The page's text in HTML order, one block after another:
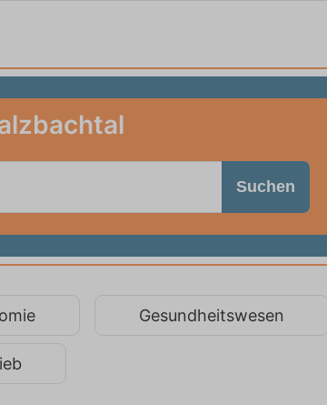
Suchen
Gesundheitswesen